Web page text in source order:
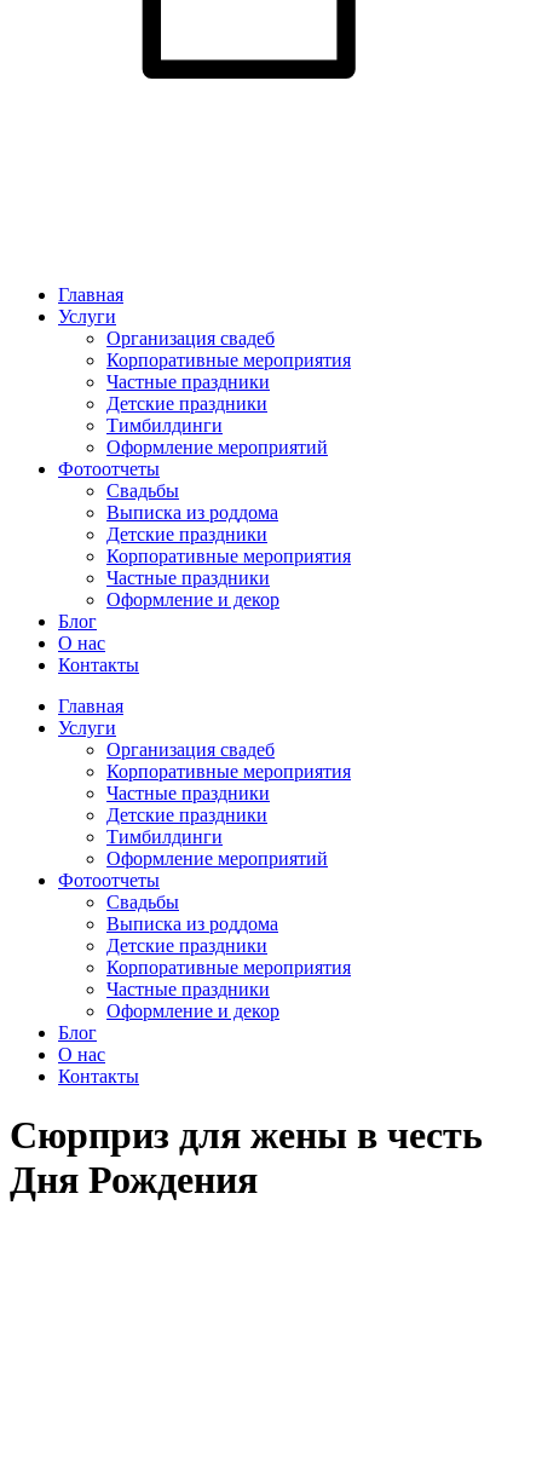
Главная
Услуги
Организация свадеб
Корпоративные мероприятия
Частные праздники
Детские праздники
Тимбилдинги
Оформление мероприятий
Фотоотчеты
Cвадьбы
Выписка из роддома
Детские праздники
Корпоративные мероприятия
Частные праздники
Оформление и декор
Блог
О нас
Контакты
Главная
Услуги
Организация свадеб
Корпоративные мероприятия
Частные праздники
Детские праздники
Тимбилдинги
Оформление мероприятий
Фотоотчеты
Cвадьбы
Выписка из роддома
Детские праздники
Корпоративные мероприятия
Частные праздники
Оформление и декор
Блог
О нас
Контакты
Сюрприз для жены в честь
Дня Рождения